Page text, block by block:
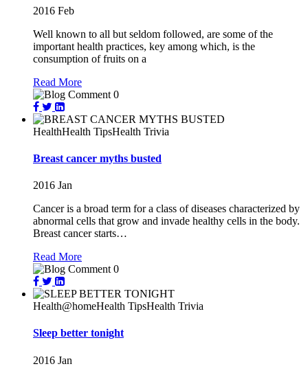
2016 Feb
Well known to all but seldom followed, are some of the
important health practices, key among which, is the
consumption of fruits on a
Read More
0
HealthHealth TipsHealth Trivia
Breast cancer myths busted
2016 Jan
Cancer is a broad term for a class of diseases characterized by
abnormal cells that grow and invade healthy cells in the body.
Breast cancer starts…
Read More
0
Health@homeHealth TipsHealth Trivia
Sleep better tonight
2016 Jan